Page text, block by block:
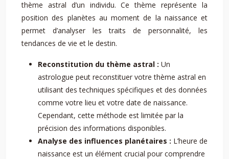
thème astral d’un individu. Ce thème représente la
position des planètes au moment de la naissance et
permet d’analyser les traits de personnalité, les
tendances de vie et le destin.
Reconstitution du thème astral : Un
astrologue peut reconstituer votre thème astral en
utilisant des techniques spécifiques et des données
comme votre lieu et votre date de naissance.
Cependant, cette méthode est limitée par la
précision des informations disponibles.
Analyse des influences planétaires : L’heure de
naissance est un élément crucial pour comprendre